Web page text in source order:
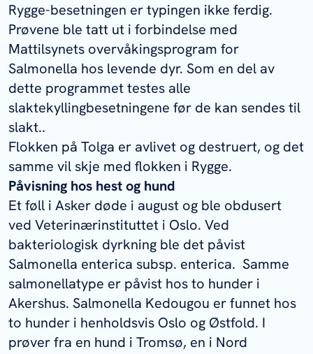
Rygge-besetningen er typingen ikke ferdig.
Prøvene ble tatt ut i forbindelse med
Mattilsynets overvåkingsprogram for
Salmonella hos levende dyr. Som en del av
dette programmet testes alle
slaktekyllingbesetningene før de kan sendes til
slakt..
Flokken på Tolga er avlivet og destruert, og det
samme vil skje med flokken i Rygge.
Påvisning hos hest og hund
Et føll i Asker døde i august og ble obdusert
ved Veterinærinstituttet i Oslo. Ved
bakteriologisk dyrkning ble det påvist
Salmonella enterica subsp. enterica. Samme
salmonellatype er påvist hos to hunder i
Akershus. Salmonella Kedougou er funnet hos
to hunder i henholdsvis Oslo og Østfold. I
prøver fra en hund i Tromsø, en i Nord